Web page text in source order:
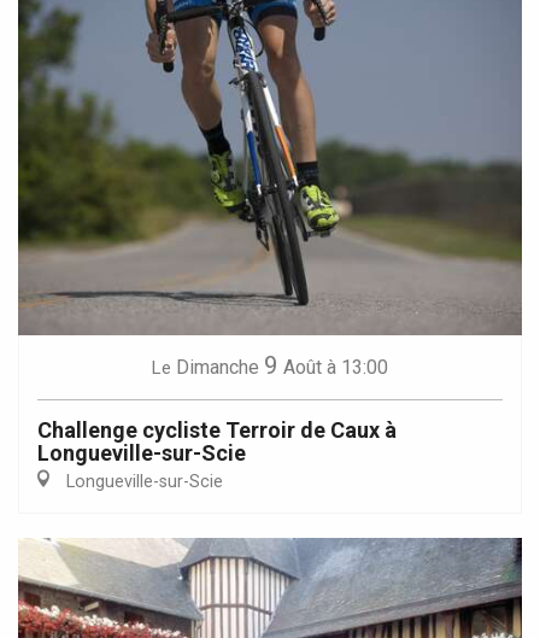
Le Dimanche 9 Août à 13:00
Challenge cycliste Terroir de Caux à
Longueville-sur-Scie
Longueville-sur-Scie